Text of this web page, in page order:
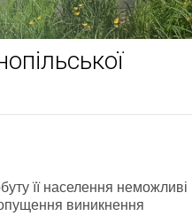
її населення неможливі
виникнення